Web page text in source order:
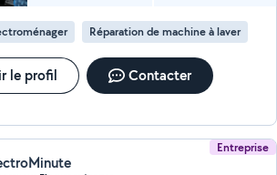
Réparation de machine à laver
le profil Contacter
Entreprise